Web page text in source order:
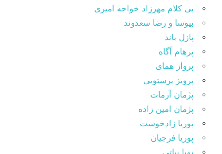
بی کلام مهرزاد خواجه امیری
بیوسا و رضا سعدوند
پازل باند
پرهام آگاه
پرواز همای
پرویز پرستویی
پژمان آرمات
پژمان امین زاده
پوریا زادخوست
پوریا فرجیان